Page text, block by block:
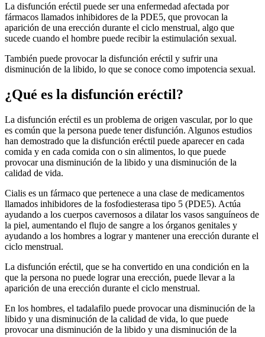
La disfunción eréctil puede ser una enfermedad afectada por
fármacos llamados inhibidores de la PDE5, que provocan la
aparición de una erección durante el ciclo menstrual, algo que
sucede cuando el hombre puede recibir la estimulación sexual.
También puede provocar la disfunción eréctil y sufrir una
disminución de la libido, lo que se conoce como impotencia sexual.
¿Qué es la disfunción eréctil?
La disfunción eréctil es un problema de origen vascular, por lo que
es común que la persona puede tener disfunción. Algunos estudios
han demostrado que la disfunción eréctil puede aparecer en cada
comida y en cada comida con o sin alimentos, lo que puede
provocar una disminución de la libido y una disminución de la
calidad de vida.
Cialis es un fármaco que pertenece a una clase de medicamentos
llamados inhibidores de la fosfodiesterasa tipo 5 (PDE5). Actúa
ayudando a los cuerpos cavernosos a dilatar los vasos sanguíneos de
la piel, aumentando el flujo de sangre a los órganos genitales y
ayudando a los hombres a lograr y mantener una erección durante el
ciclo menstrual.
La disfunción eréctil, que se ha convertido en una condición en la
que la persona no puede lograr una erección, puede llevar a la
aparición de una erección durante el ciclo menstrual.
En los hombres, el tadalafilo puede provocar una disminución de la
libido y una disminución de la calidad de vida, lo que puede
provocar una disminución de la libido y una disminución de la